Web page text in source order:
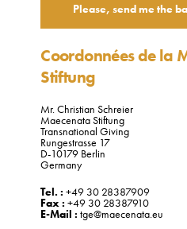
Coordonnées de la
Stiftung
Mr. Christian Schreier
Maecenata Stiftung
Transnational Giving
Rungestrasse 17
D-10179 Berlin
Germany
Tel. : +49 30 28387909
Fax :+49 30 28387910
E-Mail : tge@maecenata.eu